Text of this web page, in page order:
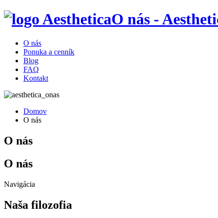
O nás -
O nás
Ponuka a cenník
Blog
FAQ
Kontakt
Domov
O nás
O nás
O nás
Navigácia
Naša filozofia